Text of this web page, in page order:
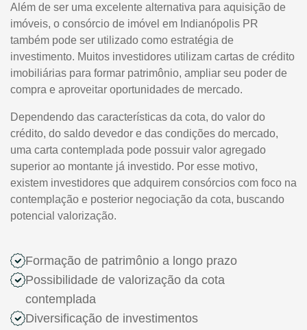
Além de ser uma excelente alternativa para aquisição de
imóveis, o consórcio de imóvel em Indianópolis PR
também pode ser utilizado como estratégia de
investimento. Muitos investidores utilizam cartas de crédito
imobiliárias para formar patrimônio, ampliar seu poder de
compra e aproveitar oportunidades de mercado.
Dependendo das características da cota, do valor do
crédito, do saldo devedor e das condições do mercado,
uma carta contemplada pode possuir valor agregado
superior ao montante já investido. Por esse motivo,
existem investidores que adquirem consórcios com foco na
contemplação e posterior negociação da cota, buscando
potencial valorização.
Formação de patrimônio a longo prazo
Possibilidade de valorização da cota
contemplada
Diversificação de investimentos